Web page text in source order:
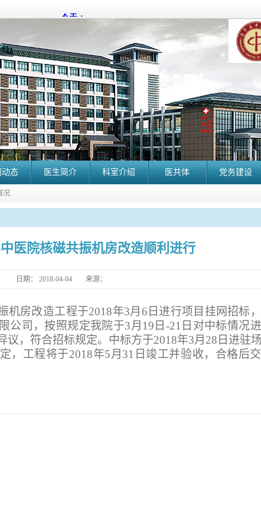
动态 医生简介 科室介绍 医共体 党务建设
况
医院核磁共振机房改造顺利进行
日期： 2018-04-04 来源：
机房改造工程于2018年3月6日进行项目挂网招标
公司，按照规定我院于3月19日-21日对中标情况
议，符合招标规定。中标方于2018年3月28日进驻
，工程将于2018年5月31日竣工并验收，合格后